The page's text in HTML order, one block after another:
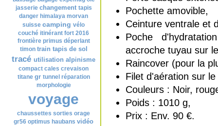
jasserie changement tapis
danger himalaya morvan
suisse camping vélo
couché itinérant fort 2016
frontière primus déperlant
timon train tapis de sol
tracé utilisation alpinisme
compact cales crevaison
titane gr tunnel réparation
morphologie
voyage
chaussettes sorties orage
gr56 optimus haubans vidéo
Pochette amovible,
Ceinture ventrale et
Poche
accroche tuyau sur
Raincover (pour la
Filet d'aération sur
Couleurs : Noir,
Poids : 1010 g,
Prix : Env. 90 €.